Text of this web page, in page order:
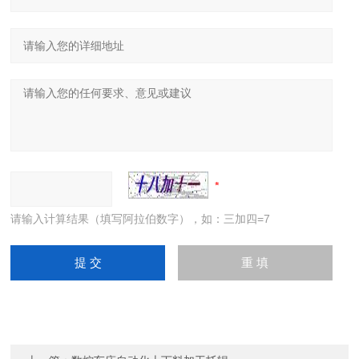
请输入计算结果（填写阿拉伯数字），如：三加四=7